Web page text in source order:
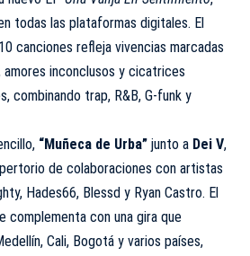
todas las plataformas digitales. El
canciones refleja vivencias marcadas
amores inconclusos y cicatrices
combinando trap, R&B, G-funk y
“Muñeca de Urba” junto a Dei V,
de colaboraciones con artistas
Hades66, Blessd y Ryan Castro. El
complementa con una gira que
Cali, Bogotá y varios países,